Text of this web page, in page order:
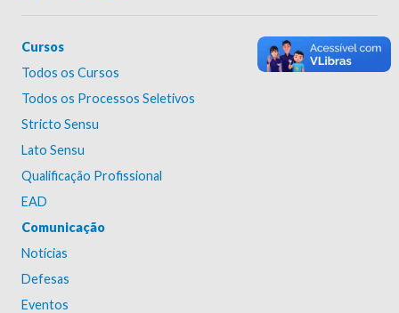
Cursos
Todos os Cursos
Todos os Processos Seletivos
Stricto Sensu
Lato Sensu
Qualificação Profissional
EAD
Comunicação
Notícias
Defesas
Eventos